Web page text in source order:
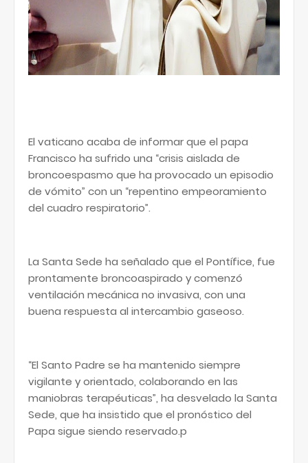
El vaticano acaba de informar que el papa
Francisco ha sufrido una “crisis aislada de
broncoespasmo que ha provocado un episodio
de vómito” con un “repentino empeoramiento
del cuadro respiratorio”.
La Santa Sede ha señalado que el Pontífice, fue
prontamente broncoaspirado y comenzó
ventilación mecánica no invasiva, con una
buena respuesta al intercambio gaseoso.
“El Santo Padre se ha mantenido siempre
vigilante y orientado, colaborando en las
maniobras terapéuticas”, ha desvelado la Santa
Sede, que ha insistido que el pronóstico del
Papa sigue siendo reservado.p